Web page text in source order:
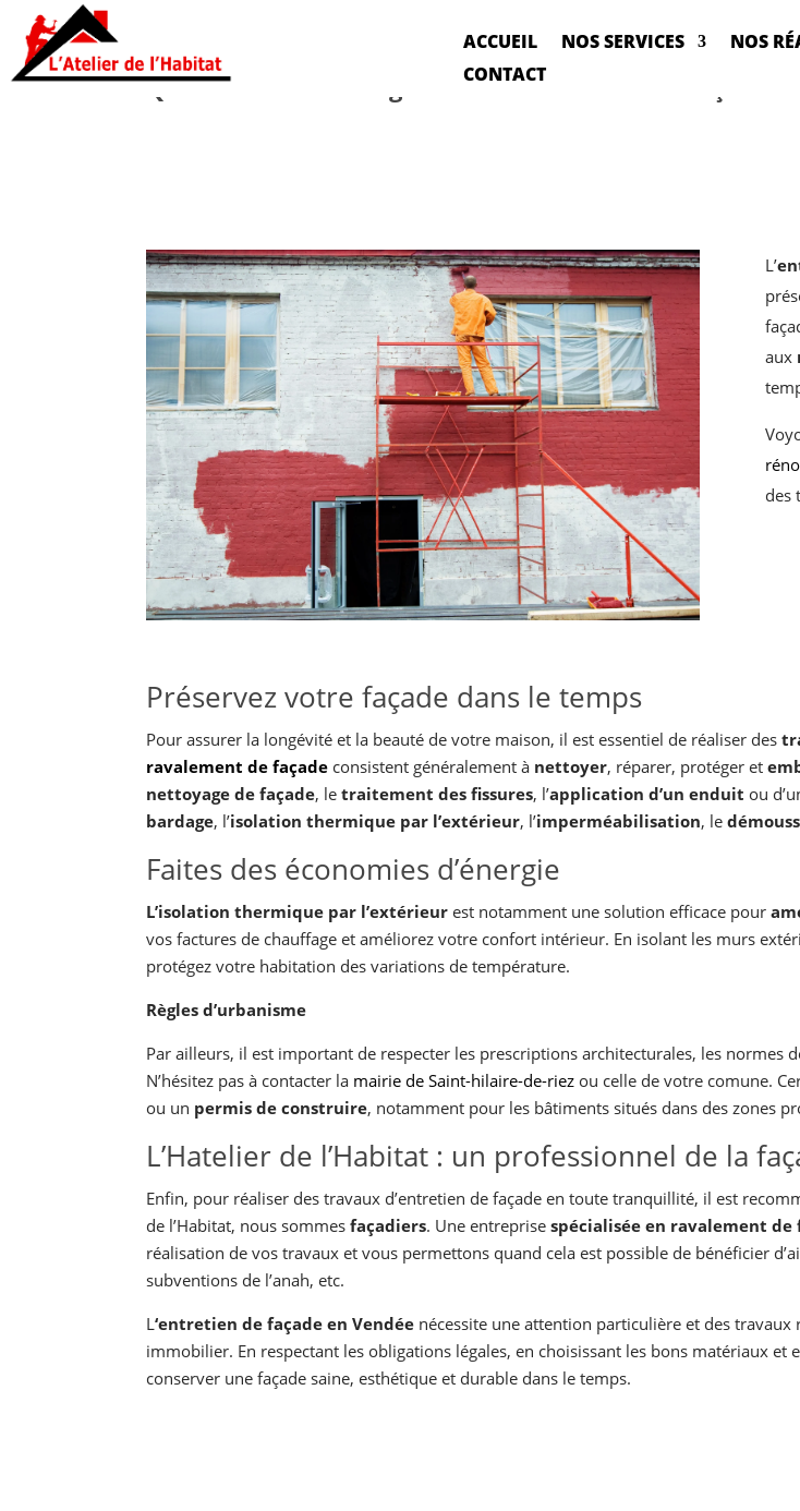
ACCUEIL NOS SERVICES NOS
CONTACT
Quelles sont les obligations de l’entretien de façade en
L’
aux
des
Préservez votre façade dans le temps
Pour assurer la longévité et la beauté de votre maison, il est essentiel de réaliser des
ravalement de façade consistent généralement à nettoyer, réparer, protéger et
nettoyage de façade, letraitement des fissures, l’application d’un enduit ou
bardage, l’isolation thermique par l’extérieur, l’imperméabilisation, le
Faites des économies d’énergie
L’isolation thermique par l’extérieur est notamment une solution efficace pour
vos factures de chauffage et améliorez votre confort intérieur. En isolant les murs
protégez votre habitation des variations de température.
Règles d’urbanisme
Par ailleurs, il est important de respecter les prescriptions architecturales, les normes
N’hésitez pas à contacter la mairie de Saint-hilaire-de-riez ou celle de votre comune.
ou un permis de construire, notamment pour les bâtiments situés dans des zones
L’Hatelier de l’Habitat : un professionnel de la
Enfin, pour réaliser des travaux d’entretien de façade en toute tranquillité, il est
de l’Habitat, nous sommesfaçadiers. Une entreprisespécialisée en ravalement de
réalisation de vos travaux et vous permettons quand cela est possible de bénéficier
subventions de l’anah, etc.
L‘entretien de façade en Vendée nécessite une attention particulière et des
immobilier. En respectant les obligations légales, en choisissant les bons matériaux
conserver une façade saine, esthétique et durable dans le temps.